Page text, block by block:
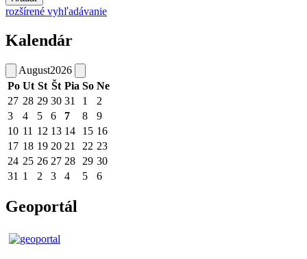
rozšírené vyhľadávanie
Kalendár
August2026
Po Ut St Št Pia So Ne
27 28 29 30 31 1
2
3
4 5 6 7 8
9
10 11 12 13 14 15 16
17 18 19 20 21 22 23
24 25 26 27 28 29 30
31 1 2 3 4 5 6
Geoportál